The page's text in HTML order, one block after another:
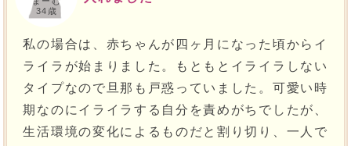
34歳
私の場合は、赤ちゃんが四ヶ月になった頃からイ
ライラが始まりました。もともとイライラしない
タイプなので旦那も戸惑っていました。可愛い時
期なのにイライラする自分を責めがちでしたが、
生活環境の変化によるものだと割り切り、一人で